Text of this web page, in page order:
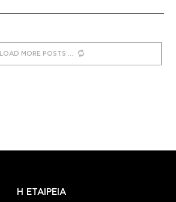
LOAD MORE POSTS
Η ΕΤΑΙΡΕΙΑ